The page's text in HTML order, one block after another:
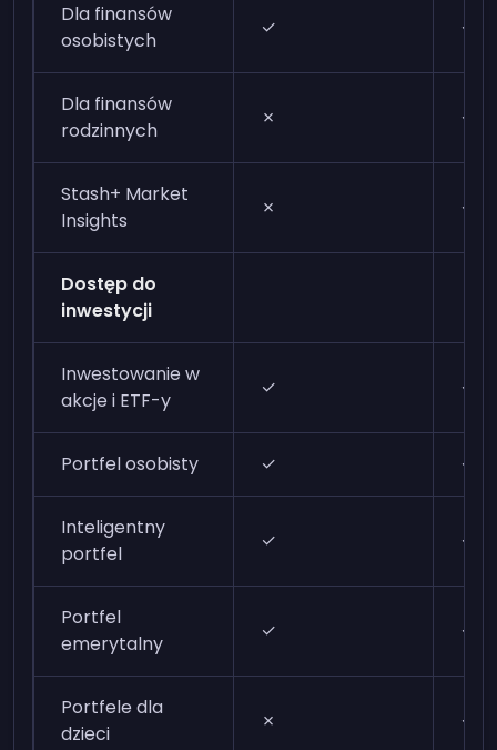
Dla finansów
osobistych
✓ ✓
Dla finansów
rodzinnych
✗ ✓
Stash+ Market
Insights
✗ ✓
Dostęp do
inwestycji
Inwestowanie w
akcje i ETF-y
✓ ✓
Portfel osobisty ✓ ✓
Inteligentny
portfel
✓ ✓
Portfel
emerytalny
✓ ✓
Portfele dla
dzieci
✗ ✓